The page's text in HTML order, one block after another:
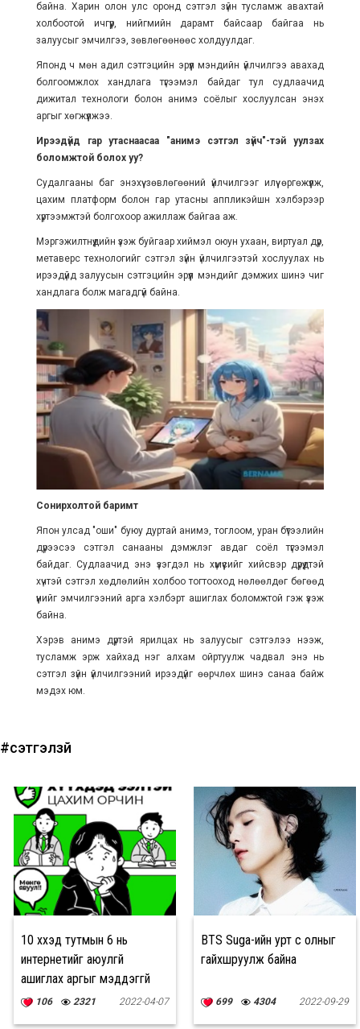
байна. Харин олон улс оронд сэтгэл зүйн тусламж авахтай
холбоотой ичгүүр, нийгмийн дарамт байсаар байгаа нь
залуусыг эмчилгээ, зөвлөгөөнөөс холдуулдаг.
Японд ч мөн адил сэтгэцийн эрүүл мэндийн үйлчилгээ авахад
болгоомжлох хандлага түгээмэл байдаг тул судлаачид
дижитал технологи болон анимэ соёлыг хослуулсан энэхүү
аргыг хөгжүүлжээ.
Ирээдүйд гар утаснаасаа "анимэ сэтгэл зүйч"-тэй уулзах
боломжтой болох уу?
Судалгааны баг энэхүү зөвлөгөөний үйлчилгээг илүү өргөжүүлж,
цахим платформ болон гар утасны аппликэйшн хэлбэрээр
хүртээмжтэй болгохоор ажиллаж байгаа аж.
Мэргэжилтнүүдийн үзэж буйгаар хиймэл оюун ухаан, виртуал дүр,
метаверс технологийг сэтгэл зүйн үйлчилгээтэй хослуулах нь
ирээдүйд залуусын сэтгэцийн эрүүл мэндийг дэмжих шинэ чиг
хандлага болж магадгүй байна.
Сонирхолтой баримт
Япон улсад "оши" буюу дуртай анимэ, тоглоом, уран бүтээлийн
дүрээсээ сэтгэл санааны дэмжлэг авдаг соёл түгээмэл
байдаг. Судлаачид энэ үзэгдэл нь хүмүүсийг хийсвэр дүрүүдтэй
хүчтэй сэтгэл хөдлөлийн холбоо тогтооход нөлөөлдөг бөгөөд
үүнийг эмчилгээний арга хэлбэрт ашиглах боломжтой гэж үзэж
байна.
Хэрэв анимэ дүртэй ярилцах нь залуусыг сэтгэлээ нээж,
тусламж эрж хайхад нэг алхам ойртуулж чадвал энэ нь
сэтгэл зүйн үйлчилгээний ирээдүйг өөрчлөх шинэ санаа байж
мэдэх юм.
#сэтгэлзүй
10 хүүхэд тутмын 6 нь
интернетийг аюулгүй
ашиглах аргыг мэддэггүй
106 2321 2022-04-07
BTS Suga-ийн урт үс олныг
гайхшруулж байна
699 4304 2022-09-29